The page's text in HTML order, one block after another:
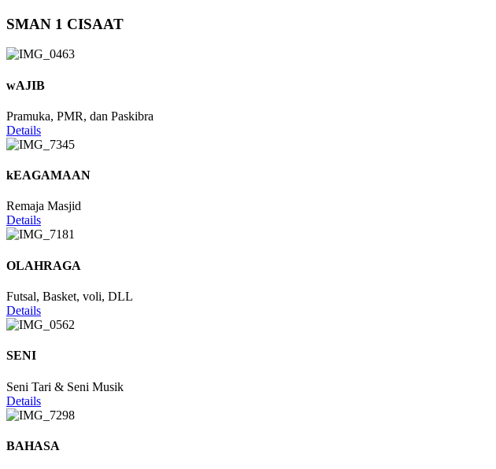
SMAN 1 CISAAT
wAJIB
Pramuka, PMR, dan Paskibra
Details
kEAGAMAAN
Remaja Masjid
Details
OLAHRAGA
Futsal, Basket, voli, DLL
Details
SENI
Seni Tari & Seni Musik
Details
BAHASA